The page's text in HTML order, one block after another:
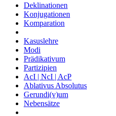
Deklinationen
Konjugationen
Komparation
Kasuslehre
Modi
Prädikativum
Partizipien
AcI | NcI | AcP
Ablativus Absolutus
Gerundi(v)um
Nebensätze